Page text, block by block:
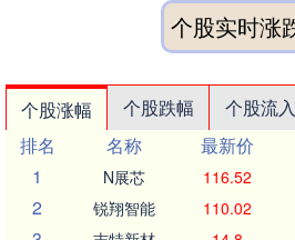
个股实时涨
个股涨幅 个股跌幅 个股流入
排名
名称 最新价
1
N展芯 116.52
2 锐翔智能 110.02